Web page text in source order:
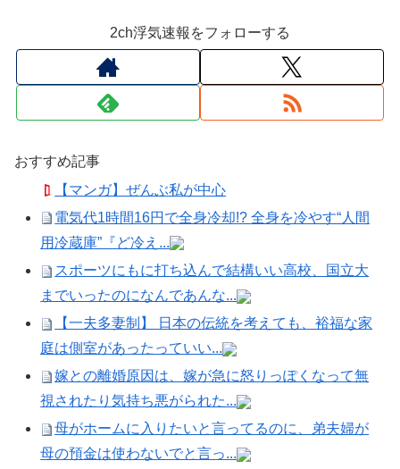
2ch浮気速報をフォローする
おすすめ記事
【マンガ】ぜんぶ私が中心
電気代1時間16円で全身冷却!? 全身を冷やす“人間
用冷蔵庫”『ど冷え...
スポーツにもに打ち込んで結構いい高校、国立大
までいったのになんであんな...
【一夫多妻制】 日本の伝統を考えても、裕福な家
庭は側室があったっていい...
嫁との離婚原因は、嫁が急に怒りっぽくなって無
視されたり気持ち悪がられた...
母がホームに入りたいと言ってるのに、弟夫婦が
母の預金は使わないでと言っ...